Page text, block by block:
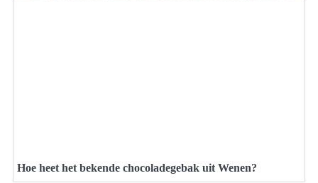
Hoe heet het bekende chocoladegebak uit Wenen?